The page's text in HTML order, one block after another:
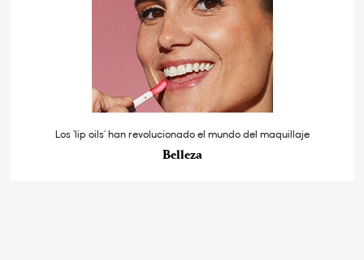
Los ‘lip oils’ han revolucionado el mundo del maquillaje
Belleza